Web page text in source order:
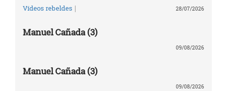
Vídeos rebeldes | 28/07/2026
Manuel Cañada (3)
09/08/2026
Manuel Cañada (3)
09/08/2026